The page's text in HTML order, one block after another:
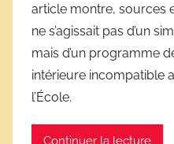
r
i
v
e
article montre, sources
ne s’agissait pas d’un
mais d’un programme
intérieure incompatible
l’École.
Continuer la lecture